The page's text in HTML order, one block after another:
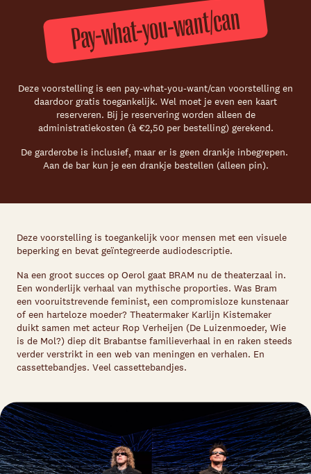
Pay-what-you-want/can
Deze voorstelling is een pay-what-you-want/can voorstelling en
daardoor gratis toegankelijk. Wel moet je even een kaart
reserveren. Bij je reservering worden alleen de
administratiekosten (à €2,50 per bestelling) gerekend.
De garderobe is inclusief, maar er is geen drankje inbegrepen.
Aan de bar kun je een drankje bestellen (alleen pin).
Deze voorstelling is toegankelijk voor mensen met een visuele
beperking en bevat geïntegreerde audiodescriptie.
Na een groot succes op Oerol gaat BRAM nu de theaterzaal in.
Een wonderlijk verhaal van mythische proporties. Was Bram
een vooruitstrevende feminist, een compromisloze kunstenaar
of een harteloze moeder? Theatermaker Karlijn Kistemaker
duikt samen met acteur Rop Verheijen (De Luizenmoeder, Wie
is de Mol?) diep dit Brabantse familieverhaal in en raken steeds
verder verstrikt in een web van meningen en verhalen. En
cassettebandjes. Veel cassettebandjes.